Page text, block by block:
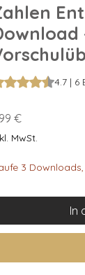
Rating 4.7 | 6
€Preis
MwSt.
3
In